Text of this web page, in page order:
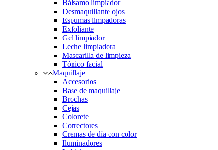
Bálsamo limpiador
Desmaquillante ojos
Espumas limpadoras
Exfoliante
Gel limpiador
Leche limpiadora
Mascarilla de limpieza
Tónico facial
Maquillaje
Accesorios
Base de maquillaje
Brochas
Cejas
Colorete
Correctores
Cremas de día con color
Iluminadores